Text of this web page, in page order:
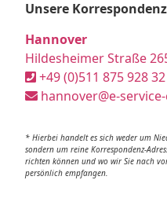
Unsere
Hannover
Hildesheimer Straße
+49 (0)511 875 928 32
hannover@e-
* Hierbei handelt es sich weder um
sondern um reine Korrespondenz-
richten können und wo wir Sie nach
persönlich empfangen.